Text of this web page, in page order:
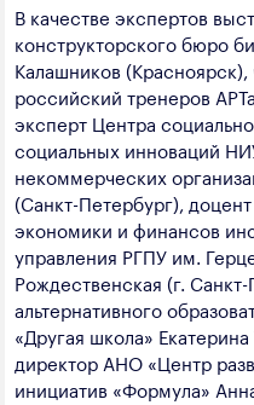
В качестве экспертов
конструкторского бюро
Калашников
российский тренеров
эксперт Центра
социальных инноваций
некоммерческих
(Санкт-Петербург),
экономики и финансов
управления РГПУ им.
Рождественская (г.
альтернативного
«Другая школа»
директор АНО «Центр
инициатив «Формула»